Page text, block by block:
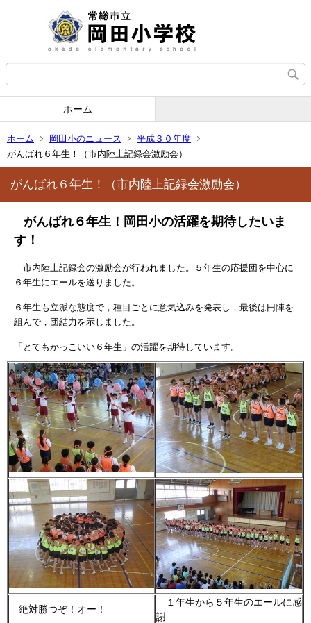
ホーム
ホーム 岡田小のニュース
平成３０年度
がんばれ６年生！（市内陸上記録会激励会）
がんばれ６年生！（市内陸上記録会激励会）
がんばれ６年生！岡田小の活躍を期待したいま
す！
市内陸上記録会の激励会が行われました。５年生の応援団を中心に
６年生にエールを送りました。
６年生も立派な態度で，種目ごとに意気込みを発表し，最後は円陣を
組んで，団結力を示しました。
「とてもかっこいい６年生」の活躍を期待しています。
絶対勝つぞ！オー！
１年生から５年生のエールに感
謝